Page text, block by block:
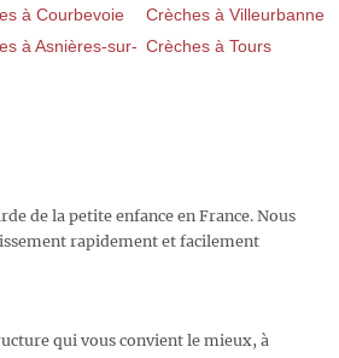
à Courbevoie
Crèches à Villeurbanne
à Asnières-sur- Crèches à Tours
de la petite enfance en France. Nous
rapidement et facilement
qui vous convient le mieux, à